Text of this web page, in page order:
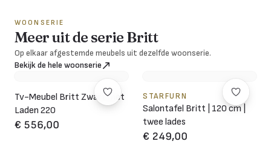
WOONSERIE
Meer uit de serie Britt
Op elkaar afgestemde meubels uit dezelfde woonserie.
Bekijk de hele woonserie
Tv-Meubel Britt Zwart met
Laden 220
€ 556,00
STARFURN
Salontafel Britt | 120 cm |
twee lades
€ 249,00